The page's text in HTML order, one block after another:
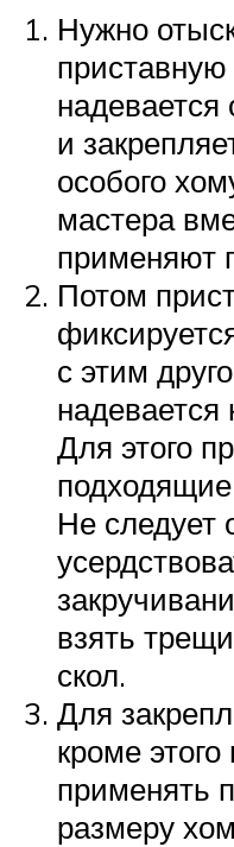
Нужно
и
особого
мастера
применяют
Потом
с этим
надевается
Для этого
Не следует
взять
скол.
Для
кроме
применять
размеру